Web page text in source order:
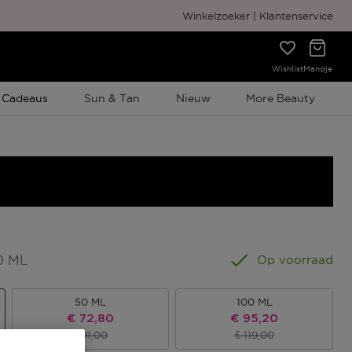
Gratis cadeauverpakking
Winkelzoeker Klantenservice
WishlistMandje
Sun & Tan Nieuw More Beauty
ML Op voorraad
50 ML
Kortingsprijs
€ 72,80
Productprijs
€ 91,00
100 ML
Kortingsprijs
€ 95,20
Productprijs
€ 119,00